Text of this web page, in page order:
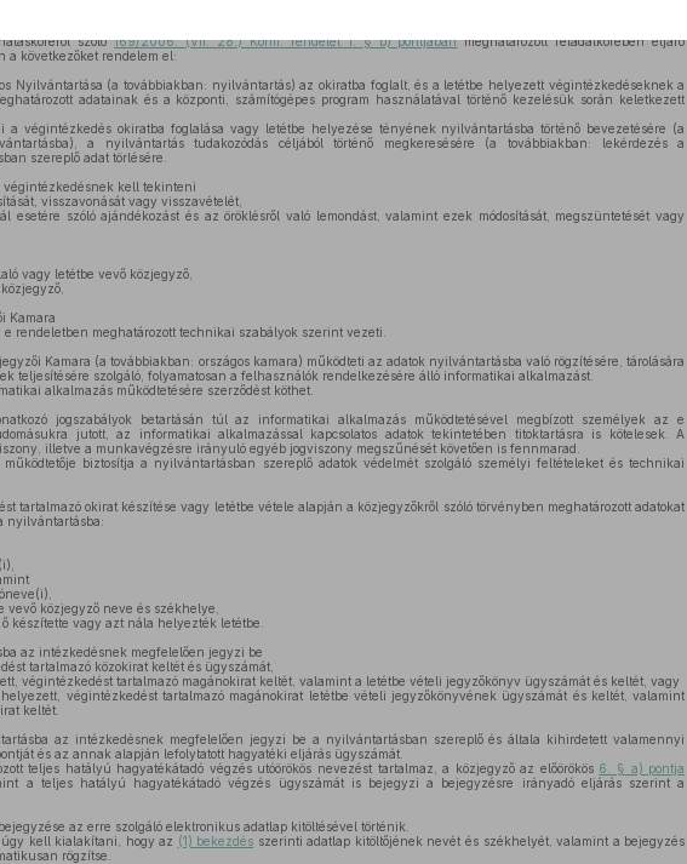
szóló169/2006. (VII. 28.) Korm. rendelet 1. § b) pontjábanmeghatározott feladatkörében eljáró
a következőket rendelem el:
Nyilvántartása (a továbbiakban: nyilvántartás) az okiratba foglalt, és a letétbe helyezett végintézkedéseknek a
adatainak és a központi, számítógépes program használatával történő kezelésük során keletkezett
a végintézkedés okiratba foglalása vagy letétbe helyezése tényének nyilvántartásba történő bevezetésére (a
a nyilvántartás tudakozódás céljából történő megkeresésére (a továbbiakban: lekérdezés a
szereplő adat törlésére.
végintézkedésnek kell tekinteni
visszavonását vagy visszavételét,
esetére szóló ajándékozást és az öröklésről való lemondást, valamint ezek módosítását, megszüntetését vagy
vagy letétbe vevő közjegyző,
Kamara
rendeletben meghatározott technikai szabályok szerint vezeti.
Kamara (a továbbiakban: országos kamara) működteti az adatok nyilvántartásba való rögzítésére, tárolására
teljesítésére szolgáló, folyamatosan a felhasználók rendelkezésére álló informatikai alkalmazást.
alkalmazás működtetésére szerződést köthet.
jogszabályok betartásán túl az informatikai alkalmazás működtetésével megbízott személyek az e
jutott, az informatikai alkalmazással kapcsolatos adatok tekintetében titoktartásra is kötelesek. A
illetve a munkavégzésre irányuló egyéb jogviszony megszűnését követően is fennmarad.
biztosítja a nyilvántartásban szereplő adatok védelmét szolgáló személyi feltételeket és technikai
tartalmazó okirat készítése vagy letétbe vétele alapján a közjegyzőkről szóló törvényben meghatározott adatokat
nyilvántartásba:
vevő közjegyző neve és székhelye,
készítette vagy azt nála helyezték letétbe.
az intézkedésnek megfelelően jegyzi be
tartalmazó közokirat keltét és ügyszámát,
végintézkedést tartalmazó magánokirat keltét, valamint a letétbe vételi jegyzőkönyv ügyszámát és keltét, vagy
végintézkedést tartalmazó magánokirat letétbe vételi jegyzőkönyvének ügyszámát és keltét, valamint
keltét.
az intézkedésnek megfelelően jegyzi be a nyilvántartásban szereplő és általa kihirdetett valamennyi
és az annak alapján lefolytatott hagyatéki eljárás ügyszámát.
teljes hatályú hagyatékátadó végzés utóörökös nevezést tartalmaz, a közjegyző az előörökös 6. § a) pontja
a teljes hatályú hagyatékátadó végzés ügyszámát is bejegyzi a bejegyzésre irányadó eljárás szerint a
az erre szolgáló elektronikus adatlap kitöltésével történik.
kell kialakítani, hogy az (1) bekezdés szerinti adatlap kitöltőjének nevét és székhelyét, valamint a bejegyzés
rögzítse.